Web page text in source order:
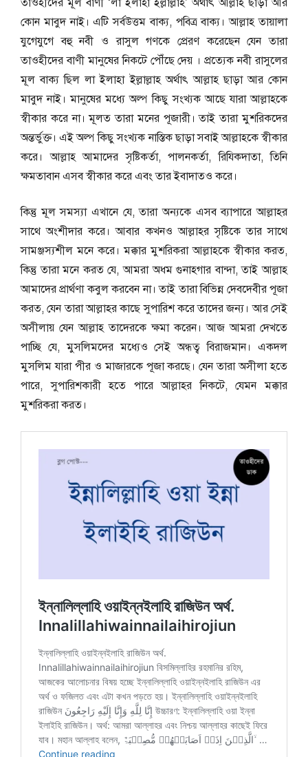
তাওহীদের মূল বাণী ‘লা ইলাহা ইল্লাল্লাহ’ অর্থাৎ আল্লাহ ছাড়া আর
কোন মাবুদ নাই। এটি সর্বউত্তম বাক্য, পবিত্র বাক্য। আল্লাহ তায়ালা
যুগেযুগে বহু নবী ও রাসুল গণকে প্রেরণ করেছেন যেন তারা
তাওহীদের বাণী মানুষের নিকটে পৌঁছে দেয় । প্রত্যেক নবী রাসুলের
মূল বাক্য ছিল লা ইলাহা ইল্লাল্লাহ অর্থাৎ আল্লাহ ছাড়া আর কোন
মাবুদ নাই। মানুষের মধ্যে অল্প কিছু সংখ্যক আছে যারা আল্লাহকে
স্বীকার করে না। মূলত তারা মনের পূজারী। তাই তারা মুশরিকদের
অন্তর্ভুক্ত। এই অল্প কিছু সংখ্যক নাস্তিক ছাড়া সবাই আল্লাহকে স্বীকার
করে। আল্লাহ আমাদের সৃষ্টিকর্তা, পালনকর্তা, রিযিকদাতা, তিনি
ক্ষমতাবান এসব স্বীকার করে এবং তার ইবাদাতও করে।
কিন্তু মূল সমস্যা এখানে যে, তারা অন্যকে এসব ব্যাপারে আল্লাহর
সাথে অংশীদার করে। আবার কখনও আল্লাহর সৃষ্টিকে তার সাথে
সামঞ্জস্যশীল মনে করে। মক্কার মুশরিকরা আল্লাহকে স্বীকার করত,
কিন্তু তারা মনে করত যে, আমরা অধম গুনাহগার বান্দা, তাই আল্লাহ
আমাদের প্রার্থণা কবুল করবেন না। তাই তারা বিভিন্ন দেবদেবীর পূজা
করত, যেন তারা আল্লাহর কাছে সুপারিশ করে তাদের জন্য। আর সেই
অসীলায় যেন আল্লাহ তাদেরকে ক্ষমা করেন। আজ আমরা দেখতে
পাচ্ছি যে, মুসলিমদের মধ্যেও সেই অন্ধত্ব বিরাজমান। একদল
মুসলিম যারা পীর ও মাজারকে পূজা করছে। যেন তারা অসীলা হতে
পারে, সুপারিশকারী হতে পারে আল্লাহর নিকটে, যেমন মক্কার
মুশরিকরা করত।